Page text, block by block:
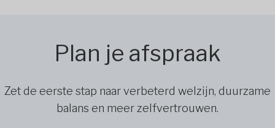
Plan je afspraak
Zet de eerste stap naar verbeterd welzijn, duurzame
balans en meer zelfvertrouwen.